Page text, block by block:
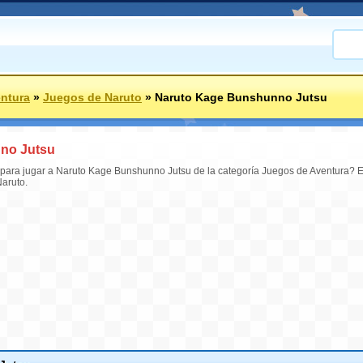
»Juegos de Naruto»Naruto Kage Bunshunno Jutsu
Jutsu
jugar a Naruto Kage Bunshunno Jutsu de la categoría Juegos de Aventura?